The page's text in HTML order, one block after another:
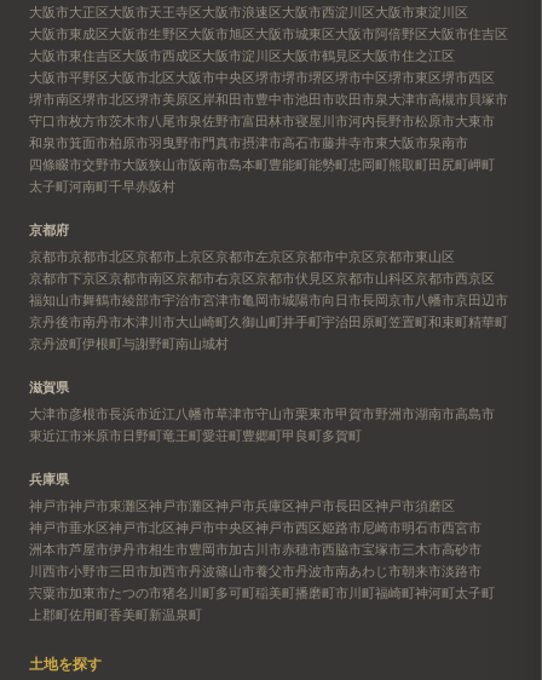
大阪市大正区大阪市天王寺区大阪市浪速区大阪市西淀川区大阪市東淀川区
大阪市東成区大阪市生野区大阪市旭区大阪市城東区大阪市阿倍野区大阪市住吉区
大阪市東住吉区大阪市西成区大阪市淀川区大阪市鶴見区大阪市住之江区
大阪市平野区大阪市北区大阪市中央区堺市堺市堺区堺市中区堺市東区堺市西区
堺市南区堺市北区堺市美原区岸和田市豊中市池田市吹田市泉大津市高槻市 貝塚市
守口市枚方市茨木市八尾市泉佐野市富田林市寝屋川市河内長野市松原市大東市
和泉市箕面市柏原市羽曳野市門真市摂津市高石市藤井寺市東大阪市泉南市
四條畷市交野市大阪狭山市阪南市島本町豊能町能勢町忠岡町熊取町田尻町岬町
太子町河南町千早赤阪村
京都府
京都市京都市北区京都市上京区京都市左京区京都市中京区京都市東山区
京都市下京区京都市南区京都市右京区京都市伏見区京都市山科区京都市西京区
福知山市舞鶴市綾部市宇治市宮津市亀岡市城陽市向日市長岡京市八幡市京田辺市
京丹後市南丹市木津川市大山崎町久御山町井手町宇治田原町笠置町和束町精華町
京丹波町伊根町与謝野町南山城村
滋賀県
大津市彦根市長浜市近江八幡市草津市守山市栗東市甲賀市野洲市湖南市高島市
東近江市米原市日野町竜王町愛荘町豊郷町甲良町多賀町
兵庫県
神戸市神戸市東灘区神戸市灘区神戸市兵庫区神戸市長田区神戸市須磨区
神戸市垂水区神戸市北区神戸市中央区神戸市西区姫路市尼崎市明石市西宮市
洲本市芦屋市伊丹市相生市豊岡市加古川市赤穂市西脇市宝塚市三木市高砂市
川西市小野市三田市加西市丹波篠山市養父市丹波市南あわじ市朝来市淡路市
宍粟市加東市たつの市猪名川町多可町稲美町播磨町市川町福崎町神河町太子町
上郡町佐用町香美町新温泉町
土地を探す